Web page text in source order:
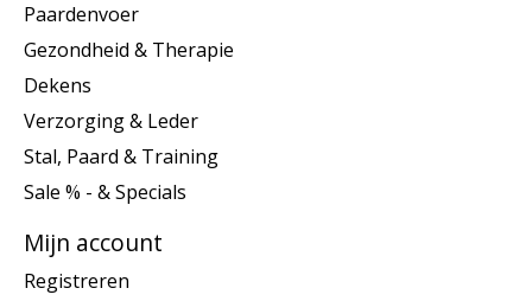
Paardenvoer
Gezondheid & Therapie
Dekens
Verzorging & Leder
Stal, Paard & Training
Sale % - & Specials
Mijn account
Registreren